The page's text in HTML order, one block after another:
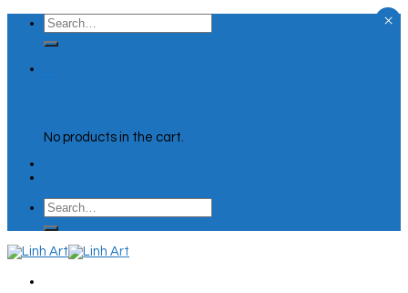
Skip
content
Search
for:
No products in the cart.
Search
for:
×